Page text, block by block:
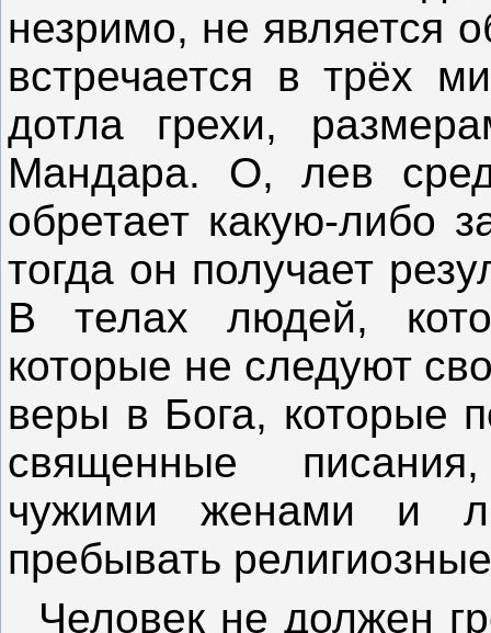
незримо, не является
встречается в трёх
дотла грехи,
Мандара. О, лев
обретает какую-либо
тогда он получает
В телах людей,
которые не следуют
веры в Бога, которые
священные
чужими женами и
пребывать
Человек не должен